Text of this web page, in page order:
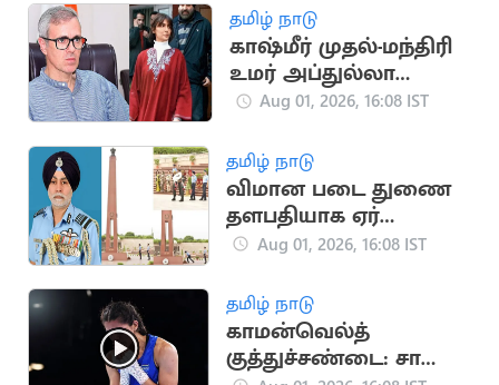
தமிழ் நாடு
காஷ்மீர் முதல்-மந்திரி
உமர் அப்துல்லா
தம்பதிக்கு விவாகரத்து:
Aug 01, 2026, 16:08 IST
தமிழ் நாடு
விமான படை துணை
தளபதியாக ஏர்
மார்ஷல் தேஜ்பால் சிங்
Aug 01, 2026, 16:08 IST
தமிழ் நாடு
காமன்வெல்த்
குத்துச்சண்டை: சாக்ஷி